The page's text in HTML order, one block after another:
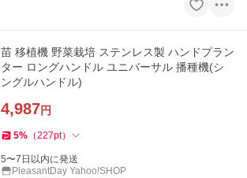
苗 移植機 野菜栽培 ステンレス製 ハンドプラン
ター ロングハンドル ユニバーサル 播種機(シ
ングルハンドル)
4,987円
5% （227pt）
5〜7日以内に発送
PleasantDay Yahoo!SHOP